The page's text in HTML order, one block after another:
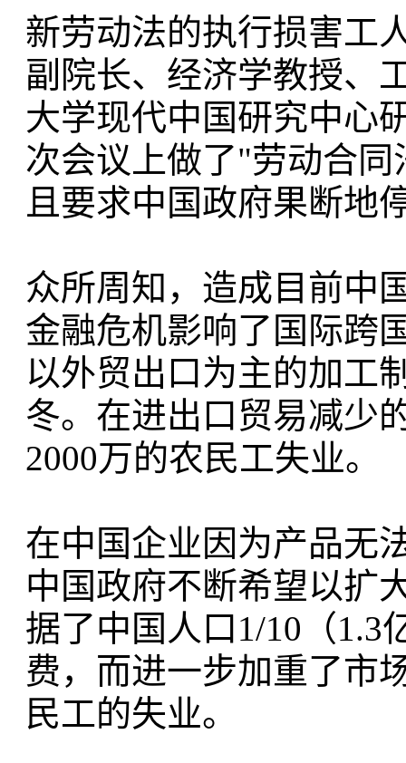
新劳动法的执行损害工
副院长、经济学教授、
大学现代中国研究中心
次会议上做了"劳动合
且要求中国政府果断地
众所周知，造成目前中
金融危机影响了国际跨
以外贸出口为主的加工
冬。在进出口贸易减少
2000万的农民工失业。
在中国企业因为产品无
中国政府不断希望以扩
据了中国人口1/10（1.3
费，而进一步加重了市
民工的失业。